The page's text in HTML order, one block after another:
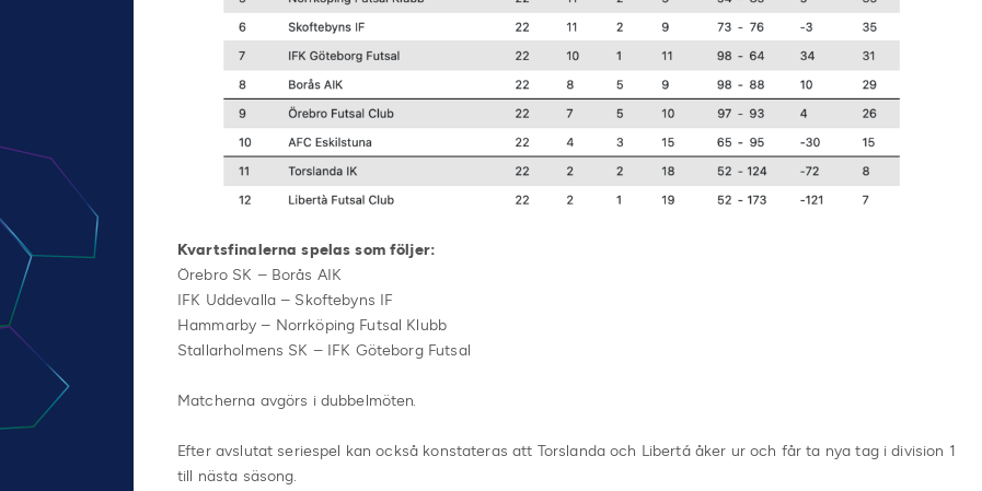
Kvartsfinalerna spelas som följer:
Örebro SK – Borås AIK
IFK Uddevalla – Skoftebyns IF
Hammarby – Norrköping Futsal Klubb
Stallarholmens SK – IFK Göteborg Futsal
Matcherna avgörs i dubbelmöten.
Efter avslutat seriespel kan också konstateras att Torslanda och Libertá åker ur och får ta nya tag i division 1
till nästa säsong.